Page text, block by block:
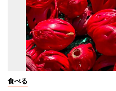
食べる